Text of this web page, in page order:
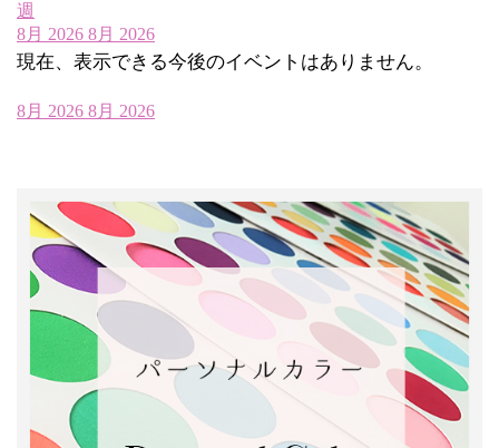
週
8月 2026 8月 2026
現在、表示できる今後のイベントはありません。
8月 2026 8月 2026